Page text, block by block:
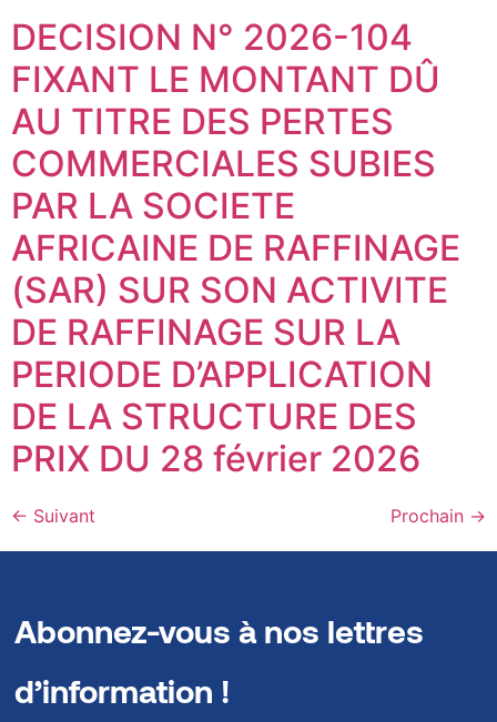
DECISION N° 2026-104
FIXANT LE MONTANT DÛ
AU TITRE DES PERTES
COMMERCIALES SUBIES
PAR LA SOCIETE
AFRICAINE DE RAFFINAGE
(SAR) SUR SON ACTIVITE
DE RAFFINAGE SUR LA
PERIODE D’APPLICATION
DE LA STRUCTURE DES
PRIX DU 28 février 2026
← Suivant Prochain →
Abonnez-vous à nos lettres
d’information !